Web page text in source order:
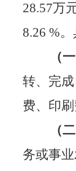
28.57万
8.26 %
（
转、完
费、印
（
务或事